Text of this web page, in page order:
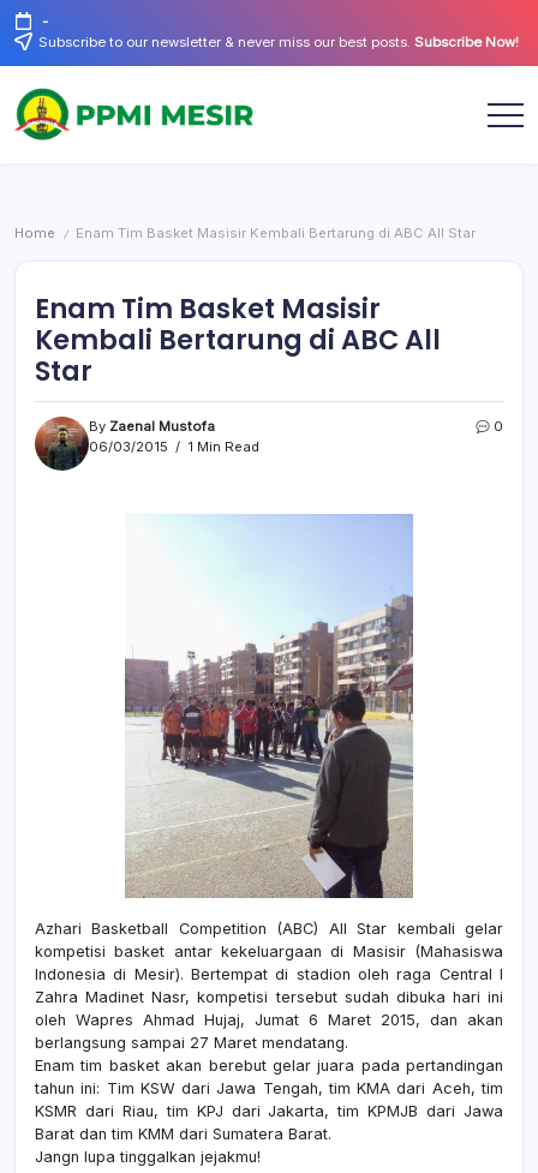
Skip
to
content
-
Subscribe to our newsletter & never miss our best posts. Subscribe Now!
Home / Enam Tim Basket Masisir Kembali Bertarung di ABC All Star
Enam Tim Basket Masisir
Kembali Bertarung di ABC All
Star
By Zaenal Mustofa
06/03/2015
1 Min Read
0
Azhari Basketball Competition (ABC) All Star kembali gelar
kompetisi basket antar kekeluargaan di Masisir (Mahasiswa
Indonesia di Mesir). Bertempat di stadion oleh raga Central I
Zahra Madinet Nasr, kompetisi tersebut sudah dibuka hari ini
oleh Wapres Ahmad Hujaj, Jumat 6 Maret 2015, dan akan
berlangsung sampai 27 Maret mendatang.
Enam tim basket akan berebut gelar juara pada pertandingan
tahun ini: Tim KSW dari Jawa Tengah, tim KMA dari Aceh, tim
KSMR dari Riau, tim KPJ dari Jakarta, tim KPMJB dari Jawa
Barat dan tim KMM dari Sumatera Barat.
Jangn lupa tinggalkan jejakmu!